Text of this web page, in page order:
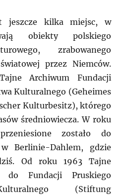
jeszcze kilka miejsc, w
obiekty polskiego
zrabowanego
przez Niemców.
Archiwum Fundacji
Kulturalnego (Geheimes
Kulturbesitz), którego
średniowiecza. W roku
zostało do
Berlinie-Dahlem, gdzie
Od roku 1963 Tajne
do Fundacji Pruskiego
(Stiftung